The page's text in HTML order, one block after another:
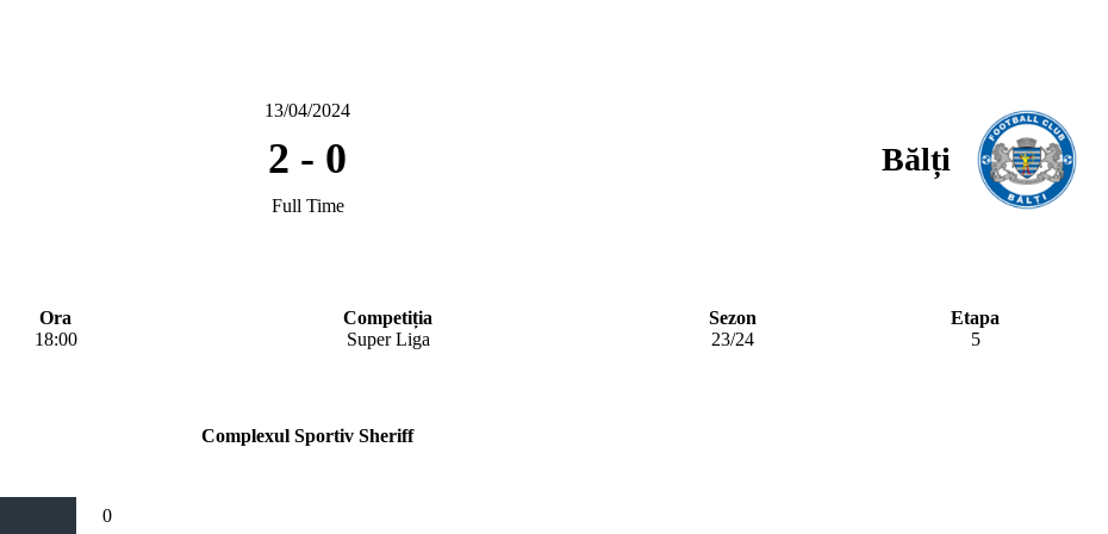
Bălți
13/04/2024
2 - 0
Full Time
Ora Competiția Sezon
Etapa
18:00 Super Liga 23/24 5
Complexul Sportiv Sheriff
0